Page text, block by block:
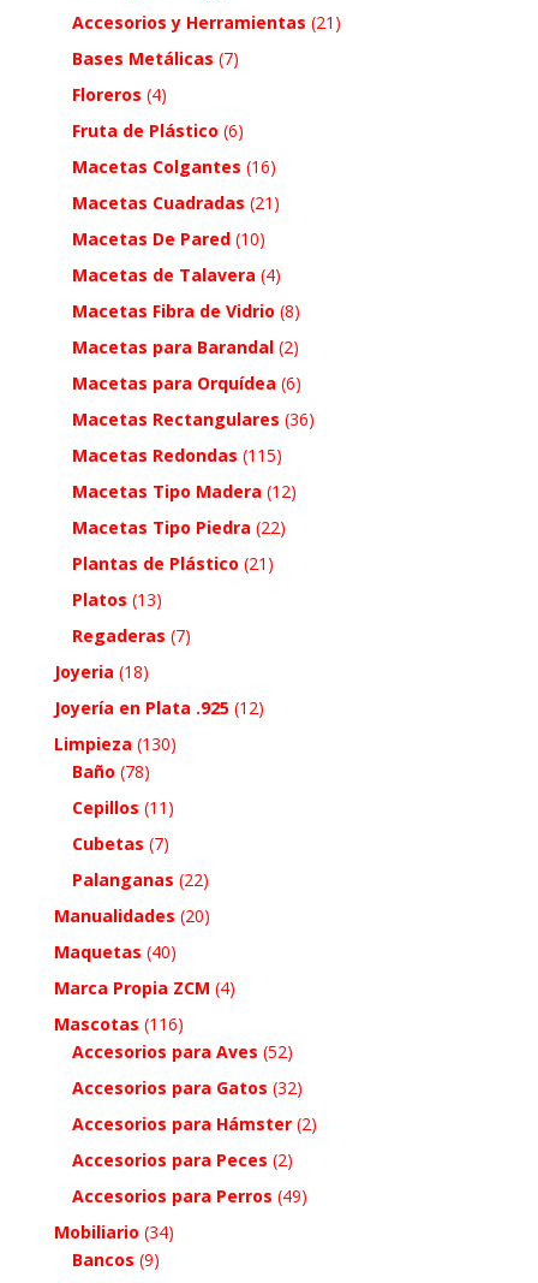
Accesorios y Herramientas (21)
Bases Metálicas (7)
Floreros (4)
Fruta de Plástico (6)
Macetas Colgantes (16)
Macetas Cuadradas (21)
Macetas De Pared (10)
Macetas de Talavera (4)
Macetas Fibra de Vidrio (8)
Macetas para Barandal (2)
Macetas para Orquídea (6)
Macetas Rectangulares (36)
Macetas Redondas (115)
Macetas Tipo Madera (12)
Macetas Tipo Piedra (22)
Plantas de Plástico (21)
Platos (13)
Regaderas (7)
Joyeria (18)
Joyería en Plata .925 (12)
Limpieza (130)
Baño (78)
Cepillos (11)
Cubetas (7)
Palanganas (22)
Manualidades (20)
Maquetas (40)
Marca Propia ZCM (4)
Mascotas (116)
Accesorios para Aves (52)
Accesorios para Gatos (32)
Accesorios para Hámster (2)
Accesorios para Peces (2)
Accesorios para Perros (49)
Mobiliario (34)
Bancos (9)